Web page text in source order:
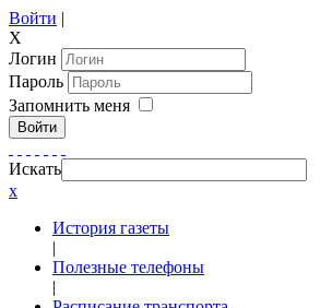
Войти |
X
Логин
Пароль
Запомнить меня
Войти
Искать
x
История газеты
|
Полезные телефоны
|